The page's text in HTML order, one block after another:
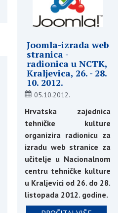
Joomla-izrada web
stranica -
radionica u NCTK,
Kraljevica, 26. - 28.
10. 2012.
05.10.2012.
Hrvatska zajednica
tehničke kulture
organizira radionicu za
izradu web stranice za
učitelje u Nacionalnom
centru tehničke kulture
u Kraljevici od 26. do 28.
listopada 2012. godine.